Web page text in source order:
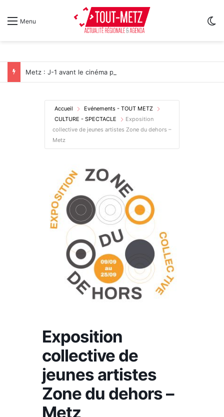
Menu
Metz : J-1 avant le cinéma plein air au Plan d’Eau
Accueil
Evénements - TOUT METZ
CULTURE - SPECTACLE
Exposition
collective de jeunes artistes Zone du dehors –
Metz
Exposition
collective de
jeunes artistes
Zone du dehors –
Metz